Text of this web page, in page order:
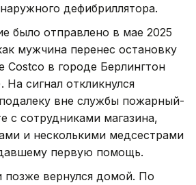
дефибриллятора.
было отправлено в мае 2025
мужчина перенес остановку
Costco в городе Берлингтон
сигнал откликнулся
вне службы пожарный-
с сотрудниками магазина,
и несколькими медсестрами
первую помощь.
вернулся домой. По